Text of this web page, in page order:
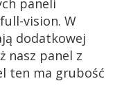
paneli
vision. W
dodatkowej
nasz panel z
ten ma grubość